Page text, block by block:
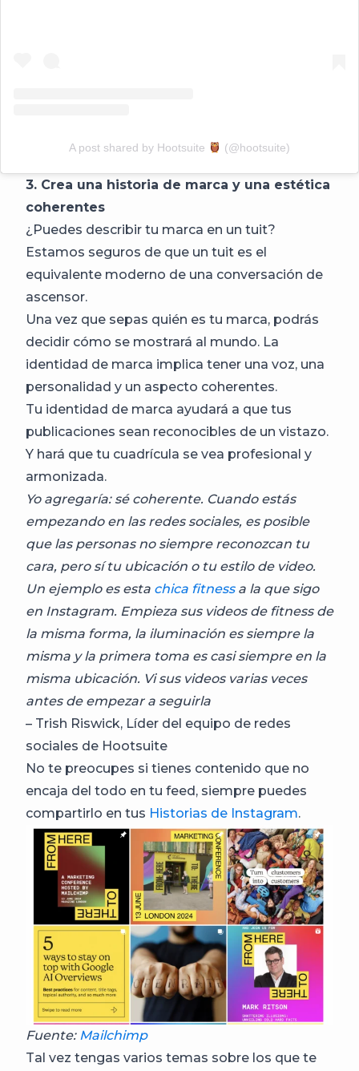
A post shared by Hootsuite (@hootsuite)
3. Crea una historia de marca y una estética
coherentes
¿Puedes describir tu marca en un tuit?
Estamos seguros de que un tuit es el
equivalente moderno de una conversación de
ascensor.
Una vez que sepas quién es tu marca, podrás
decidir cómo se mostrará al mundo. La
identidad de marca implica tener una voz, una
personalidad y un aspecto coherentes.
Tu identidad de marca ayudará a que tus
publicaciones sean reconocibles de un vistazo.
Y hará que tu cuadrícula se vea profesional y
armonizada.
Yo agregaría: sé coherente. Cuando estás
empezando en las redes sociales, es posible
que las personas no siempre reconozcan tu
cara, pero sí tu ubicación o tu estilo de video.
Un ejemplo es esta chica fitnessa la que sigo
en Instagram. Empieza sus videos de fitness de
la misma forma, la iluminación es siempre la
misma y la primera toma es casi siempre en la
misma ubicación. Vi sus videos varias veces
antes de empezar a seguirla
– Trish Riswick, Líder del equipo de redes
sociales de Hootsuite
No te preocupes si tienes contenido que no
encaja del todo en tu feed, siempre puedes
compartirlo en tus Historias de Instagram.
Fuente: Mailchimp
Tal vez tengas varios temas sobre los que te